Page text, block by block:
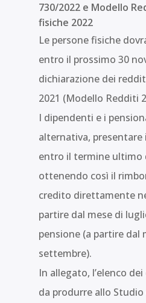
730/2022 e Modello
fisiche 2022
Le persone fisiche
entro il prossimo 30
dichiarazione dei
2021 (Modello Redditi
I dipendenti e i
alternativa, presentare
entro il termine ultimo
ottenendo così il
credito direttamente
partire dal mese di
pensione (a partire dal
settembre).
In allegato, l’elenco
da produrre allo